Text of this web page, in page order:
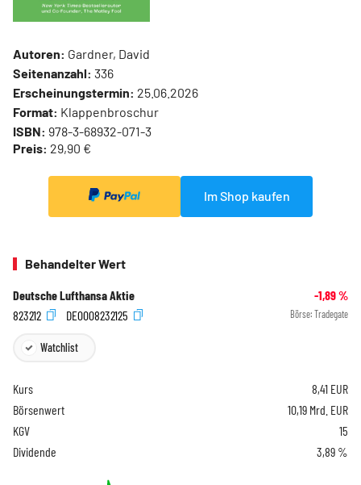
Autoren: Gardner, David
Seitenanzahl: 336
Erscheinungstermin: 25.06.2026
Format: Klappenbroschur
ISBN: 978-3-68932-071-3
Preis: 29,90 €
Im Shop kaufen
Behandelter Wert
Deutsche Lufthansa Aktie -1,89%
823212
DE0008232125 Börse: Tradegate
Watchlist
Kurs 8,41 EUR
Börsenwert
10,19 Mrd. EUR
KGV
15
Dividende
3,89 %